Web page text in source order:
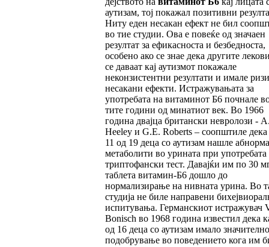
аутизам, тој покажал позитивни
Ниту еден несакан ефект не бил
во тие студии. Ова е повеќе од значаен
резултат за ефикасноста и безбедноста,
особено ако се знае дека другите
се даваат кај аутизмот покажале
неконзистентни резултати и имале
несакани ефекти. Истражувањата за
употребата на витаминот Б6 почнале
тите години од минатиот век. Во 1966
година двајца британски невролози -
Heeley и G.E. Roberts – соопштиле дека
11 од 19 деца со аутизам нашле
метаболити во урината при употребата
триптофански тест. Давајќи им по 30
таблета витамин-Б6 дошло до
нормализирање на нивната урина. Во
студија не биле направени
испитувања. Германскиот истражувач
Bonisch во 1968 година известил дека
од 16 деца со аутизам имало значително
подобрување во поведението кога им